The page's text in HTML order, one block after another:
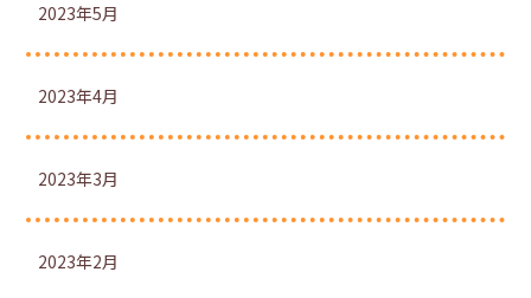
2023年5月
2023年4月
2023年3月
2023年2月